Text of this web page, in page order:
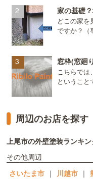
家の基礎
どこの家を
ですか？（
窓枠(窓廻
こちらでは
ということ
周辺のお店を探す
上尾市の外壁塗装ランキ
その他周辺
さいたま市 ｜ 川越市 ｜